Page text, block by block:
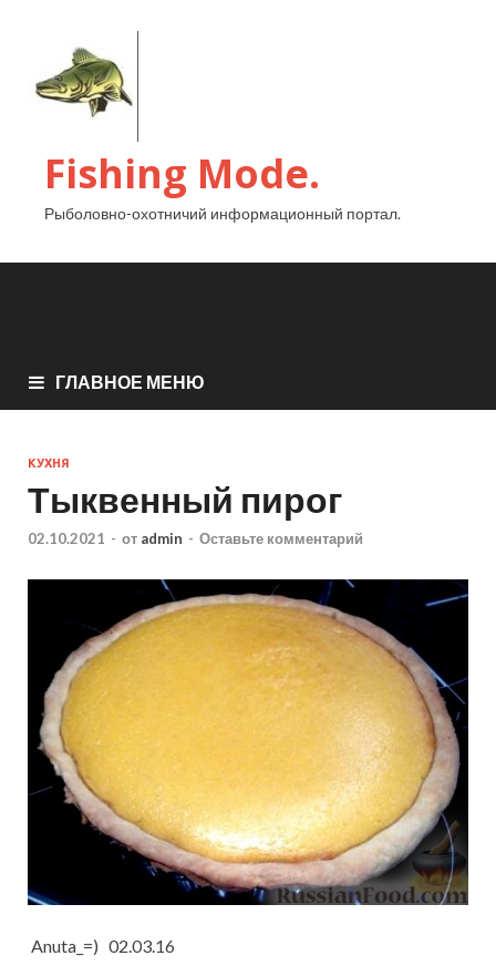
Fishing Mode.
Рыболовно-охотничий информационный портал.
ГЛАВНОЕ МЕНЮ
КУХНЯ
Тыквенный пирог
02.10.2021 - от admin - Оставьте комментарий
Anuta_=) 02.03.16